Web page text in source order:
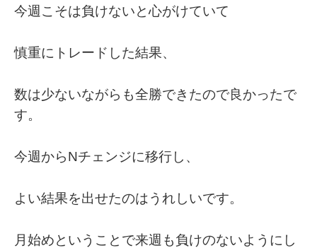
今週こそは負けないと心がけていて
慎重にトレードした結果、
数は少ないながらも全勝できたので良かったで
す。
今週からNチェンジに移行し、
よい結果を出せたのはうれしいです。
月始めということで来週も負けのないようにし